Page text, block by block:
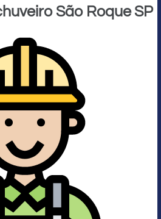
São Roque SP